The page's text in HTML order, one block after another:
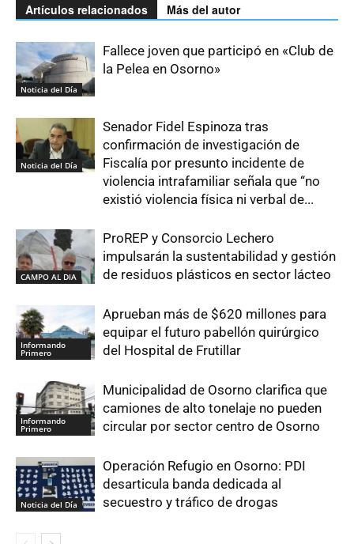
Artículos relacionados Más del autor
Noticia del Día
Fallece joven que participó en «Club de
la Pelea en Osorno»
Noticia del Día
Senador Fidel Espinoza tras
confirmación de investigación de
Fiscalía por presunto incidente de
violencia intrafamiliar señala que “no
existió violencia física ni verbal de...
CAMPO AL DIA
ProREP y Consorcio Lechero
impulsarán la sustentabilidad y gestión
de residuos plásticos en sector lácteo
Informando
Primero
Aprueban más de $620 millones para
equipar el futuro pabellón quirúrgico
del Hospital de Frutillar
Informando
Primero
Municipalidad de Osorno clarifica que
camiones de alto tonelaje no pueden
circular por sector centro de Osorno
Noticia del Día
Operación Refugio en Osorno: PDI
desarticula banda dedicada al
secuestro y tráfico de drogas